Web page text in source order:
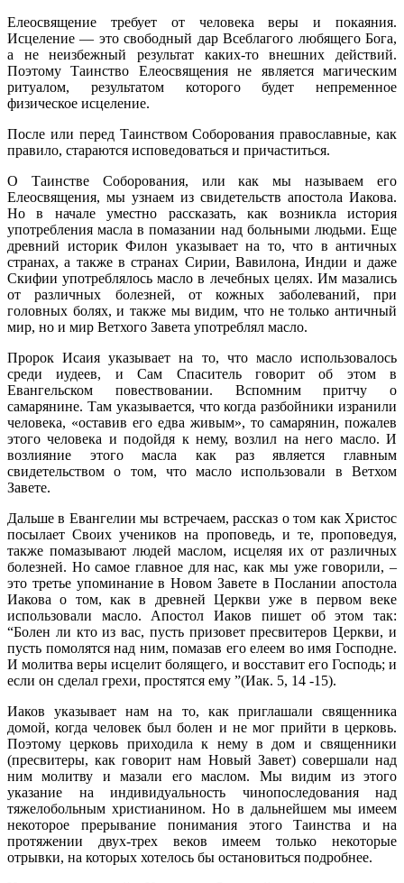
Елеосвящение требует от человека веры и покаяния.
Исцеление — это свободный дар Всеблагого любящего Бога,
а не неизбежный результат каких-то внешних действий.
Поэтому Таинство Елеосвящения не является магическим
ритуалом, результатом которого будет непременное
физическое исцеление.
После или перед Таинством Соборования православные, как
правило, стараются исповедоваться и причаститься.
О Таинстве Соборования, или как мы называем его
Елеосвящения, мы узнаем из свидетельств апостола Иакова.
Но в начале уместно рассказать, как возникла история
употребления масла в помазании над больными людьми. Еще
древний историк Филон указывает на то, что в античных
странах, а также в странах Сирии, Вавилона, Индии и даже
Скифии употреблялось масло в лечебных целях. Им мазались
от различных болезней, от кожных заболеваний, при
головных болях, и также мы видим, что не только античный
мир, но и мир Ветхого Завета употреблял масло.
Пророк Исаия указывает на то, что масло использовалось
среди иудеев, и Сам Спаситель говорит об этом в
Евангельском повествовании. Вспомним притчу о
самарянине. Там указывается, что когда разбойники изранили
человека, «оставив его едва живым», то самарянин, пожалев
этого человека и подойдя к нему, возлил на него масло. И
возлияние этого масла как раз является главным
свидетельством о том, что масло использовали в Ветхом
Завете.
Дальше в Евангелии мы встречаем, рассказ о том как Христос
посылает Своих учеников на проповедь, и те, проповедуя,
также помазывают людей маслом, исцеляя их от различных
болезней. Но самое главное для нас, как мы уже говорили, –
это третье упоминание в Новом Завете в Послании апостола
Иакова о том, как в древней Церкви уже в первом веке
использовали масло. Апостол Иаков пишет об этом так:
“Болен ли кто из вас, пусть призовет пресвитеров Церкви, и
пусть помолятся над ним, помазав его елеем во имя Господне.
И молитва веры исцелит болящего, и восставит его Господь; и
если он сделал грехи, простятся ему ”(Иак. 5, 14 -15).
Иаков указывает нам на то, как приглашали священника
домой, когда человек был болен и не мог прийти в церковь.
Поэтому церковь приходила к нему в дом и священники
(пресвитеры, как говорит нам Новый Завет) совершали над
ним молитву и мазали его маслом. Мы видим из этого
указание на индивидуальность чинопоследования над
тяжелобольным христианином. Но в дальнейшем мы имеем
некоторое прерывание понимания этого Таинства и на
протяжении двух-трех веков имеем только некоторые
отрывки, на которых хотелось бы остановиться подробнее.